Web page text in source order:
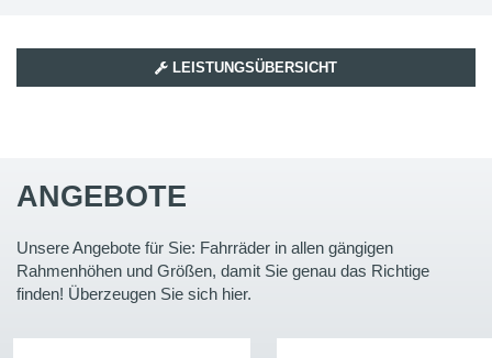
LEISTUNGSÜBERSICHT
ANGEBOTE
Unsere Angebote für Sie: Fahrräder in allen gängigen
Rahmenhöhen und Größen, damit Sie genau das Richtige
finden! Überzeugen Sie sich hier.